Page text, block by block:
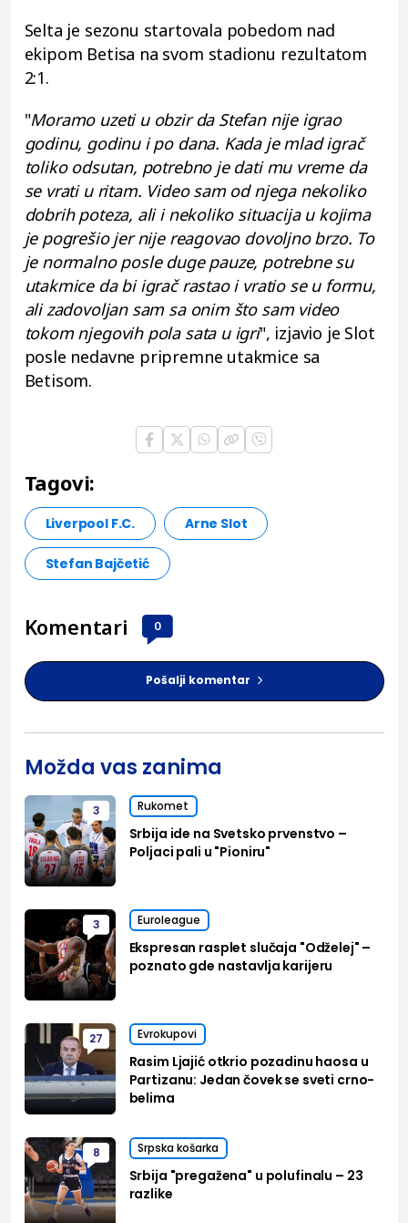
Selta je sezonu startovala pobedom nad
ekipom Betisa na svom stadionu rezultatom
2:1.
"Moramo uzeti u obzir da Stefan nije igrao
godinu, godinu i po dana. Kada je mlad igrač
toliko odsutan, potrebno je dati mu vreme da
se vrati u ritam. Video sam od njega nekoliko
dobrih poteza, ali i nekoliko situacija u kojima
je pogrešio jer nije reagovao dovoljno brzo. To
je normalno posle duge pauze, potrebne su
utakmice da bi igrač rastao i vratio se u formu,
ali zadovoljan sam sa onim što sam video
tokom njegovih pola sata u igri", izjavio je Slot
posle nedavne pripremne utakmice sa
Betisom.
Tagovi:
Liverpool F.C. Arne Slot
Stefan Bajčetić
Komentari 0
Pošalji komentar
Možda vas zanima
3 Rukomet
Srbija ide na Svetsko prvenstvo –
Poljaci pali u "Pioniru"
3 Euroleague
Ekspresan rasplet slučaja "Odželej" –
poznato gde nastavlja karijeru
27 Evrokupovi
Rasim Ljajić otkrio pozadinu haosa u
Partizanu: Jedan čovek se sveti crno-
belima
8 Srpska košarka
Srbija "pregažena" u polufinalu – 23
razlike